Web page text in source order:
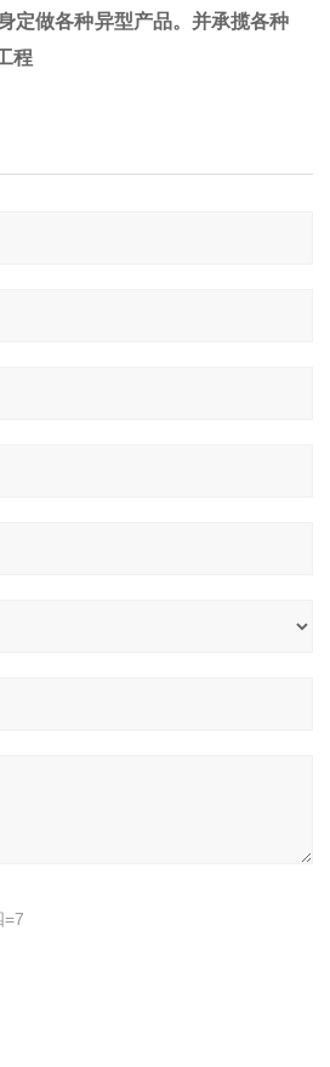
定做各种异型产品。并承揽各种
程
=7